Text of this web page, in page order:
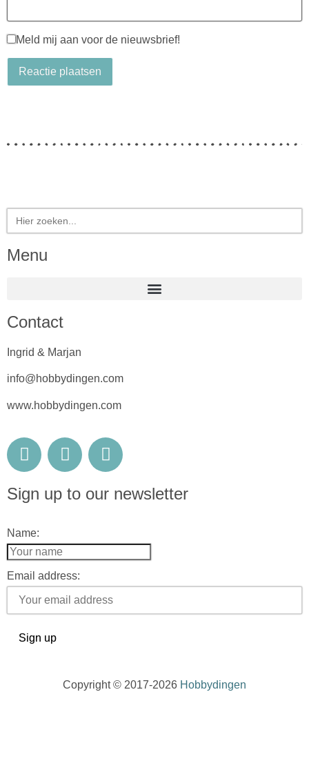
Meld mij aan voor de nieuwsbrief!
Zoek
naar:
Menu
Contact
Ingrid & Marjan
info@hobbydingen.com
www.hobbydingen.com
Sign up to our newsletter
Name:
Email address:
Copyright © 2017-2026 Hobbydingen